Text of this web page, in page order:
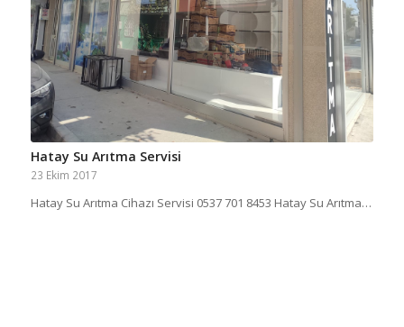
Hatay Su Arıtma Servisi
23 Ekim 2017
Hatay Su Arıtma Cihazı Servisi 0537 701 8453 Hatay Su Arıtma…